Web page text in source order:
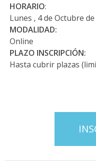
HORARIO:
Lunes , 4 de Octubre de
MODALIDAD:
Online
PLAZO INSCRIPCIÓN:
Hasta cubrir plazas